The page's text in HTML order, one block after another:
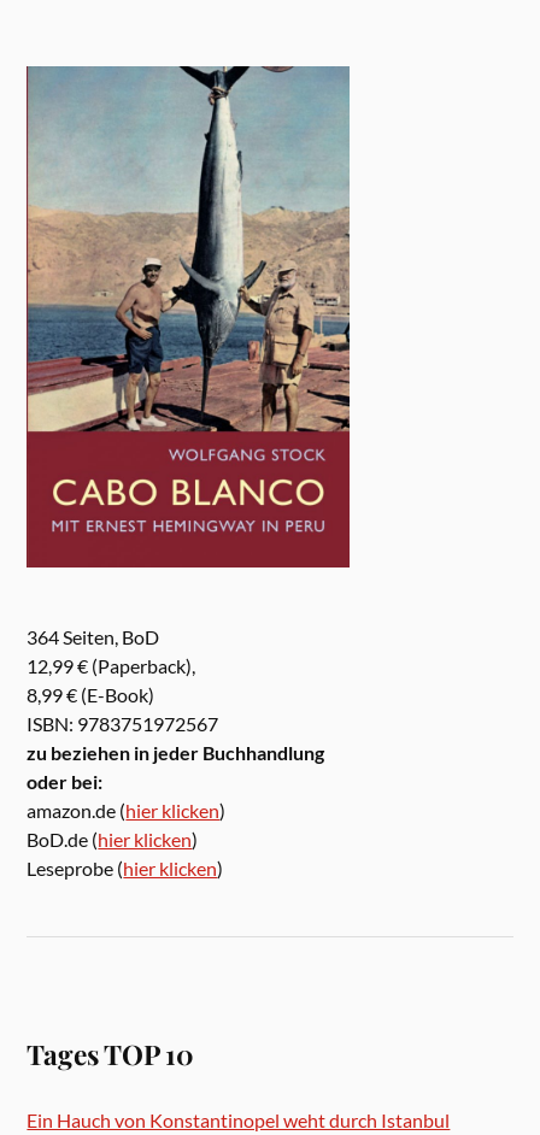
364 Seiten, BoD
12,99 € (Paperback),
8,99 € (E-Book)
ISBN: 9783751972567
zu beziehen in jeder Buchhandlung
oder bei:
amazon.de (hier klicken)
BoD.de (hier klicken)
Leseprobe (hier klicken)
Tages TOP 10
Ein Hauch von Konstantinopel weht durch Istanbul